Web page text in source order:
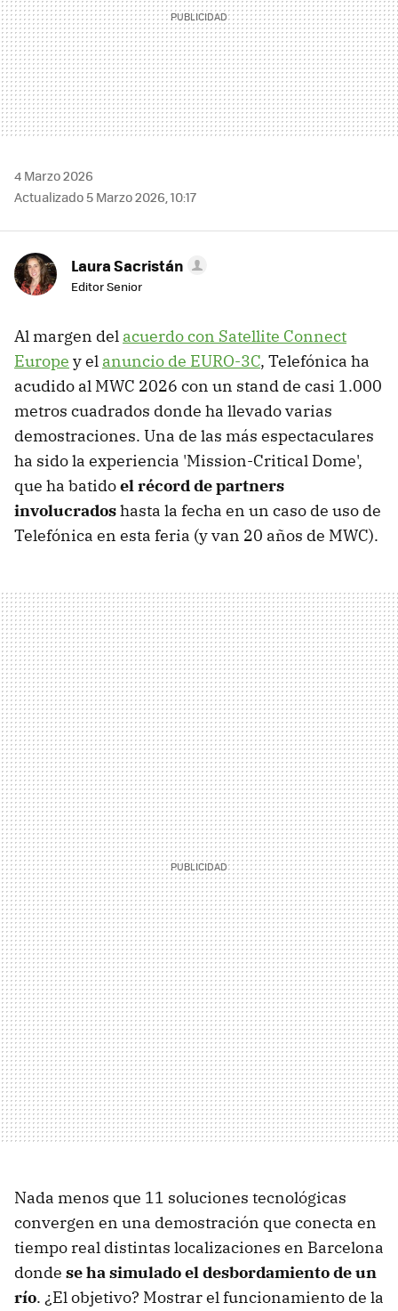
4 Marzo 2026
Actualizado 5 Marzo 2026, 10:17
Laura Sacristán
Editor Senior
Al margen del acuerdo con Satellite Connect
Europe y el anuncio de EURO-3C, Telefónica ha
acudido al MWC 2026 con un stand de casi 1.000
metros cuadrados donde ha llevado varias
demostraciones. Una de las más espectaculares
ha sido la experiencia 'Mission-Critical Dome',
que ha batidoel récord de partners
involucradoshasta la fecha en un caso de uso de
Telefónica en esta feria (y van 20 años de MWC).
Nada menos que 11 soluciones tecnológicas
convergen en una demostración que conecta en
tiempo real distintas localizaciones en Barcelona
donde se ha simulado el desbordamiento de un
río. ¿El objetivo? Mostrar el funcionamiento de la